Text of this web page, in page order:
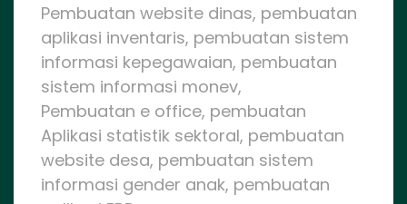
Pembuatan website dinas, pembuatan
aplikasi inventaris, pembuatan sistem
informasi kepegawaian, pembuatan
sistem informasi monev,
Pembuatan e office, pembuatan
Aplikasi statistik sektoral, pembuatan
website desa, pembuatan sistem
informasi gender anak, pembuatan